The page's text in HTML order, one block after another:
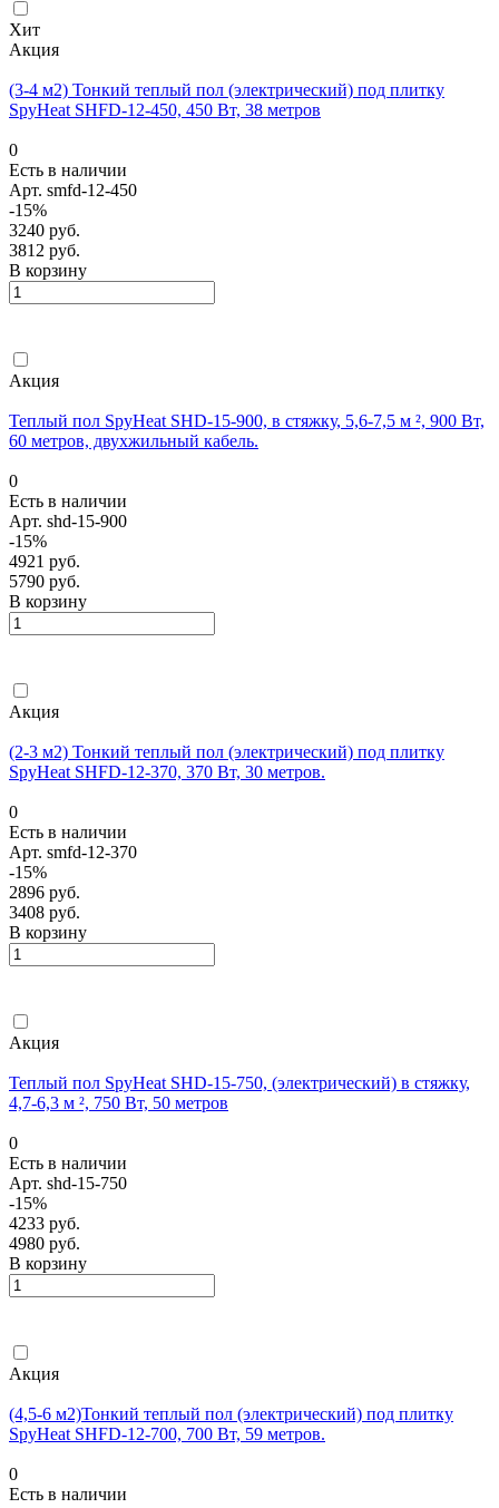
Хит
Акция
(3-4 м2) Тонкий теплый пол (электрический) под плитку
SpyHeat SHFD-12-450, 450 Вт, 38 метров
0
Есть в наличии
Арт. smfd-12-450
-15%
3240 руб.
3812 руб.
В корзину
Акция
Теплый пол SpyHeat SHD-15-900, в стяжку, 5,6-7,5 м ², 900 Вт,
60 метров, двухжильный кабель.
0
Есть в наличии
Арт. shd-15-900
-15%
4921 руб.
5790 руб.
В корзину
Акция
(2-3 м2) Тонкий теплый пол (электрический) под плитку
SpyHeat SHFD-12-370, 370 Вт, 30 метров.
0
Есть в наличии
Арт. smfd-12-370
-15%
2896 руб.
3408 руб.
В корзину
Акция
Теплый пол SpyHeat SHD-15-750, (электрический) в стяжку,
4,7-6,3 м ², 750 Вт, 50 метров
0
Есть в наличии
Арт. shd-15-750
-15%
4233 руб.
4980 руб.
В корзину
Акция
(4,5-6 м2)Тонкий теплый пол (электрический) под плитку
SpyHeat SHFD-12-700, 700 Вт, 59 метров.
0
Есть в наличии